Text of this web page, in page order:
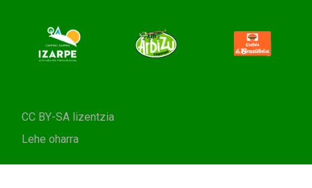
CC BY-SA lizentzia
Lehe oharra